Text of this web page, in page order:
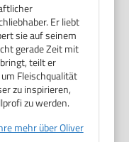
Er liebt
sie auf seinem
gerade Zeit mit
teilt er
Fleischqualität
zu inspirieren,
zu werden.
mehr über Oliver